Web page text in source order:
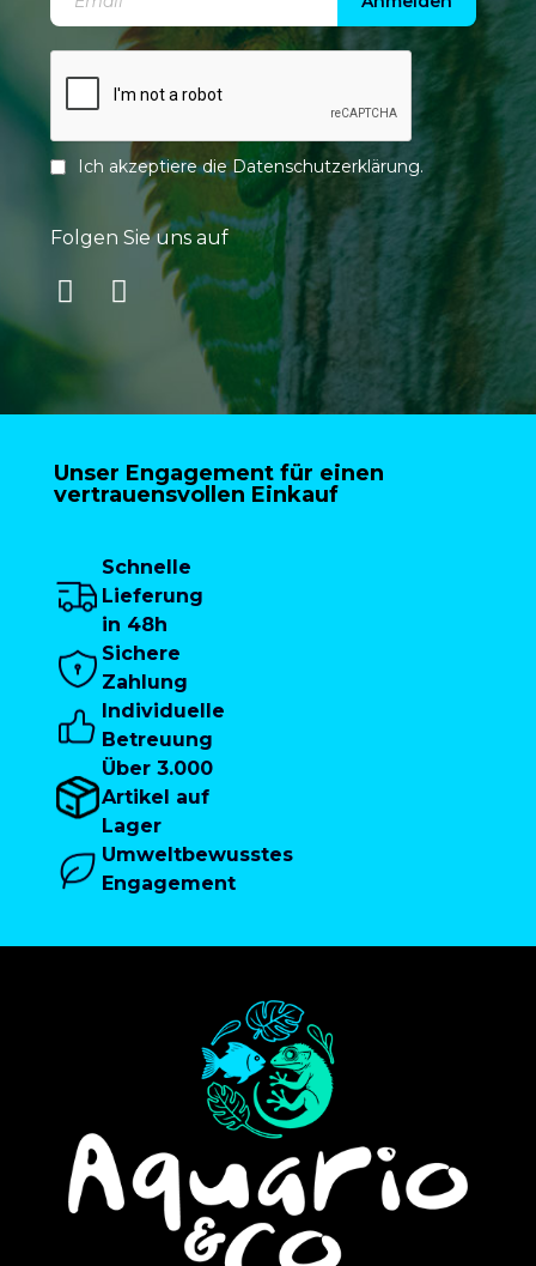
Ich akzeptiere dieDatenschutzerklärung.
Folgen Sie uns auf
Unser Engagement für einen
vertrauensvollen Einkauf
Schnelle
Lieferung
in 48h
Sichere
Zahlung
Individuelle
Betreuung
Über 3.000
Artikel auf
Lager
Umweltbewusstes
Engagement